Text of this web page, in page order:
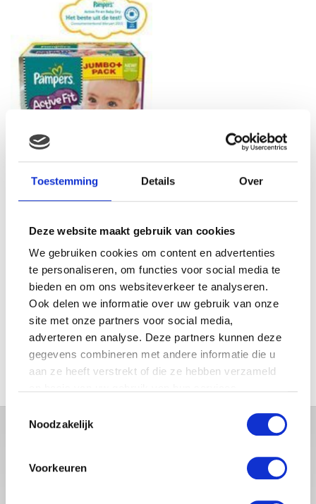
Toestemming Details Over
Deze website maakt gebruik van cookies
We gebruiken cookies om content en advertenties
te personaliseren, om functies voor social media te
bieden en om ons websiteverkeer te analyseren.
Ook delen we informatie over uw gebruik van onze
site met onze partners voor social media,
adverteren en analyse. Deze partners kunnen deze
gegevens combineren met andere informatie die u
aan ze heeft verstrekt of die ze hebben verzameld
Noodzakelijk
Voorkeuren
Pampers Active Fit – Luiers
Maat 3+ – Jumbo Pack Midi
Plus 78st
FILTER OP PRIJS
Min.
prijs
Max.
prijs
FILTER